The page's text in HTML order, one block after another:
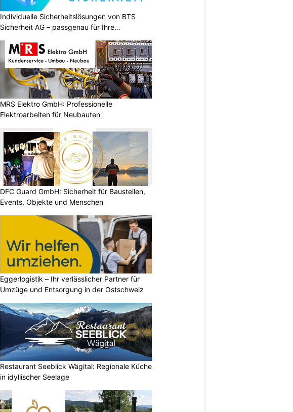
Individuelle Sicherheitslösungen von BTS
Sicherheit AG – passgenau für Ihre
MRS Elektro GmbH: Professionelle
Elektroarbeiten für Neubauten
DFC Guard GmbH: Sicherheit für Baustellen,
Events, Objekte und Menschen
Eggerlogistik – Ihr verlässlicher Partner für
Umzüge und Entsorgung in der Ostschweiz
Restaurant Seeblick Wägital: Regionale Küche
in idyllischer Seelage